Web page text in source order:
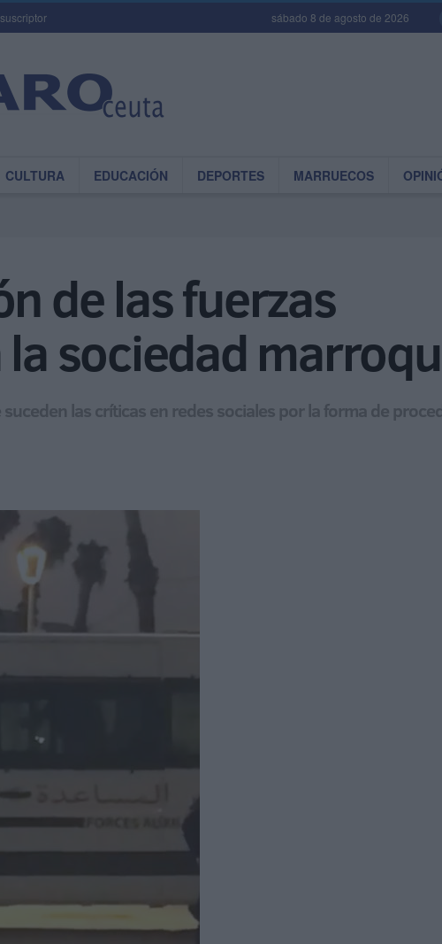
sábado 8 de agosto de 2026
CULTURA EDUCACIÓN DEPORTES MARRUECOS
de las fuerzas
sociedad
las críticas en redes sociales por la forma de